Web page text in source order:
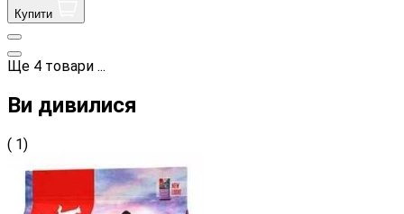
Купити
Ще 4 товари ...
Ви дивилися
( 1)